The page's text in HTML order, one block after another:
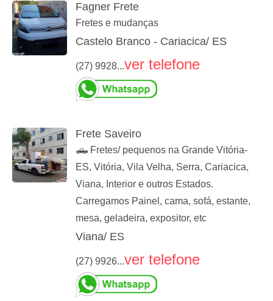
Fagner Frete
Fretes e mudanças
Castelo Branco - Cariacica/ ES
(27) 9928...ver telefone
Frete Saveiro
🛻 Fretes/ pequenos na Grande Vitória-
ES, Vitória, Vila Velha, Serra, Cariacica,
Viana, Interior e outros Estados.
Carregamos Painel, cama, sofá, estante,
mesa, geladeira, expositor, etc
Viana/ ES
(27) 9926...ver telefone